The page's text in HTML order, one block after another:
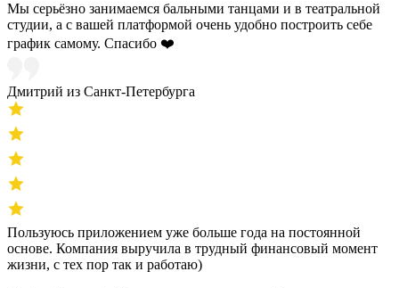
Мы серьёзно занимаемся бальными танцами и в театральной
студии, а с вашей платформой очень удобно построить себе
график самому. Спасибо ❤️
Дмитрий из Санкт-Петербурга
Пользуюсь приложением уже больше года на постоянной
основе. Компания выручила в трудный финансовый момент
жизни, с тех пор так и работаю)